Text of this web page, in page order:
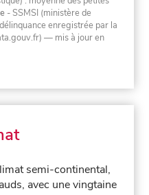
- SSMSI (ministère de
enregistrée par la
— mis à jour en
semi-continental,
avec une vingtaine